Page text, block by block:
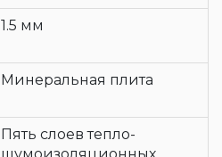
1.5 мм
Минеральная плита
Пять слоев тепло-